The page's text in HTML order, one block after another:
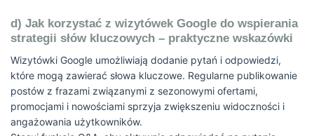
d) Jak korzystać z wizytówek Google do wspierania
strategii słów kluczowych – praktyczne wskazówki
Wizytówki Google umożliwiają dodanie pytań i odpowiedzi,
które mogą zawierać słowa kluczowe. Regularne publikowanie
postów z frazami związanymi z sezonowymi ofertami,
promocjami i nowościami sprzyja zwiększeniu widoczności i
angażowania użytkowników.